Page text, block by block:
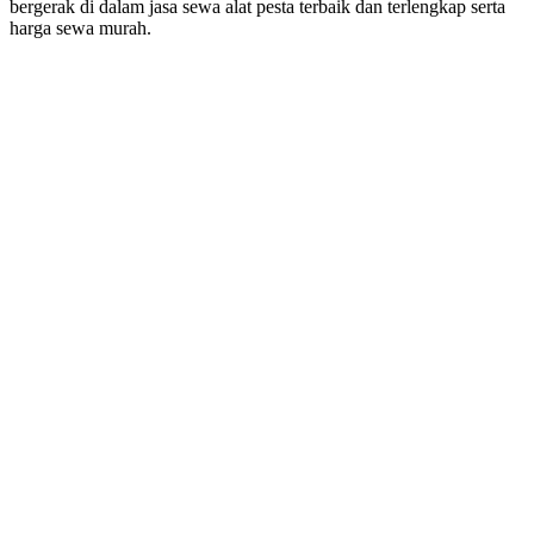
bergerak di dalam jasa sewa alat pesta terbaik dan terlengkap serta
harga sewa murah.